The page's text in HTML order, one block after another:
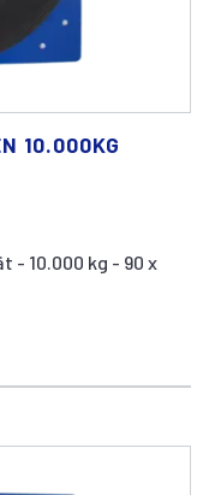
10.000KG
10.000 kg - 90 x